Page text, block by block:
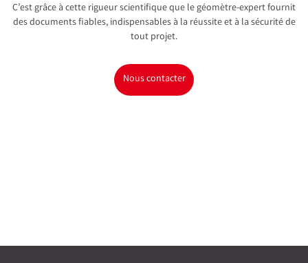
C’est grâce à cette rigueur scientifique que le géomètre-expert fournit
des documents fiables, indispensables à la réussite et à la sécurité de
tout projet.
Nous contacter